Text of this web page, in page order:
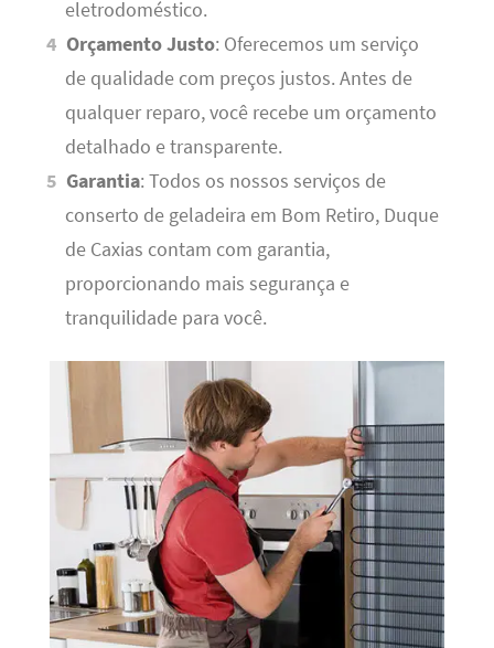
eletrodoméstico.
Orçamento Justo: Oferecemos um serviço
de qualidade com preços justos. Antes de
qualquer reparo, você recebe um orçamento
detalhado e transparente.
Garantia: Todos os nossos serviços de
conserto de geladeira em Bom Retiro, Duque
de Caxias contam com garantia,
proporcionando mais segurança e
tranquilidade para você.